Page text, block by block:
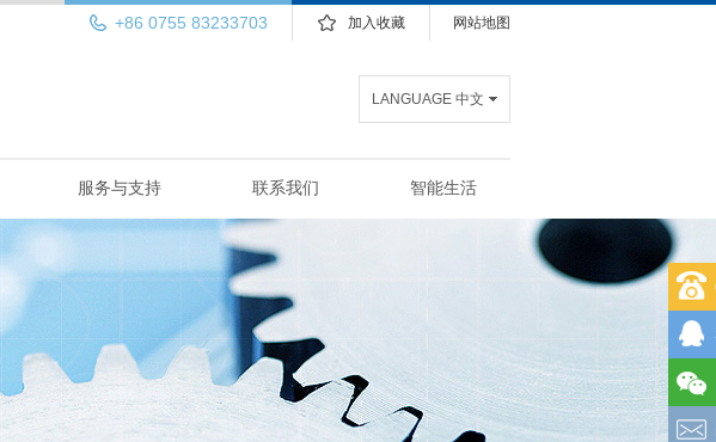
网站地图
加入收藏
+86 0755 83233703
LANGUAGE 中文
服务与支持 联系我们 智能生活